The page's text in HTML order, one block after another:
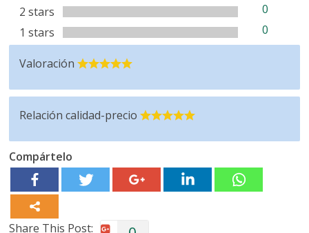
2 stars
0
1 stars
0
Valoración
Relación calidad-precio
Compártelo
Share This Post: